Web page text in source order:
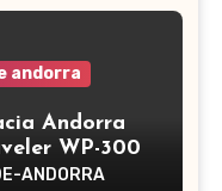
andorra
Andorra
WP-300
ANDORRA